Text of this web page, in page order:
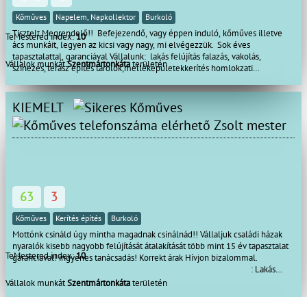
Kőműves Napelem, Napkollektor Burkoló
Tisztelt Megrendelő!! Befejezendő, vagy éppen induló, kőműves illetve
ács munkáit, legyen az kicsi vagy nagy, mi elvégezzük. Sok éves
tapasztalattal, garanciával Vállalunk: lakás felújítás falazás, vakolás,
színezés, terasz épités tárolók,melléképületekkerítés homlokzati
burkolás, bontás festés térbetonozás gipszkartonozás ácsmunkák Tetőjavítás
akár S.O.Sajtók-ablakok cseréje mindenfele munkák az
épitőiparban Megbízhatóság, precizitás, ha gyorsan minőségi munkára van
szüksége hívjon bátran !!!
TeMestered index:10
Vállalok munkátSzentmártonkátaterületén
KIEMELT
Zsolt mester
63 3
Kőműves Kerítés építés Burkoló
Mottónk csináld úgy mintha magadnak csinálnád!! Vállaljuk családi házak
nyaralók kisebb nagyobb felújítását átalakítását több mint 15 év tapasztalat
garanciával! ingyenes tanácsadás! Korrekt árak Hívjon bizalommal.
: Lakás
felújítás : Szinezés.
TeMestered index:10
Vállalok munkátSzentmártonkátaterületén